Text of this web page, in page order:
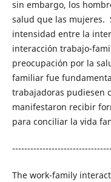
sin embargo, los
salud que las mujeres.
intensidad entre la
interacción trabajo-
preocupación por la
familiar fue
trabajadoras pudiesen
manifestaron recibir
para conciliar la vida
The work-family